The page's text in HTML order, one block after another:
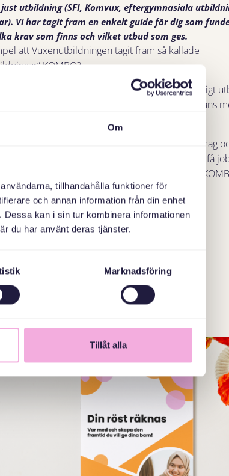
Om
tillhandahålla funktioner för
och annan information från din enhet
kan i sin tur kombinera informationen
du har använt deras tjänster.
Marknadsföring
Tillåt alla
utbildning (SFI, Komvux, eftergymnasiala
Vi har tagit fram en enkelt guide för dig som
krav som finns och vilket utbud som ges.
att Vuxenutbildningen tagit fram så kallade
KOMBO?
passar dig som vill lära dig svenska och samtidigt
läser sfi eller svenska som andraspråk tillsammans
heltid och praktik ingår. Du kan också söka bidrag
Efter utbildningen är chansen stor att få
studierna enligt senaste uppföljningen. Läs om
HÄR